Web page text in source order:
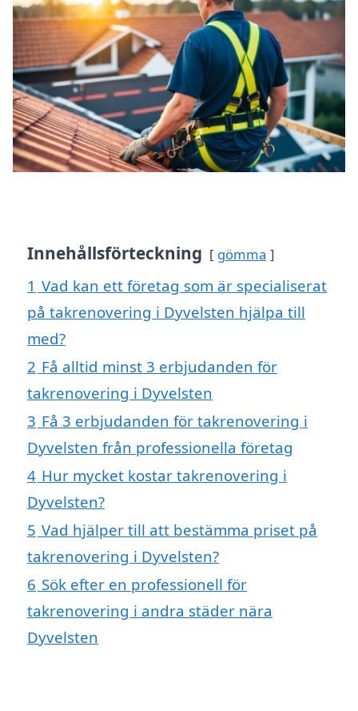
Innehållsförteckning gömma
1 Vad kan ett företag som är specialiserat
på takrenovering i Dyvelsten hjälpa till
med?
2 Få alltid minst 3 erbjudanden för
takrenovering i Dyvelsten
3 Få 3 erbjudanden för takrenovering i
Dyvelsten från professionella företag
4 Hur mycket kostar takrenovering i
Dyvelsten?
5 Vad hjälper till att bestämma priset på
takrenovering i Dyvelsten?
6 Sök efter en professionell för
takrenovering i andra städer nära
Dyvelsten